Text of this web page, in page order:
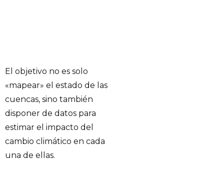
El objetivo no es solo
«mapear» el estado de las
cuencas, sino también
disponer de datos para
estimar el impacto del
cambio climático en cada
una de ellas.